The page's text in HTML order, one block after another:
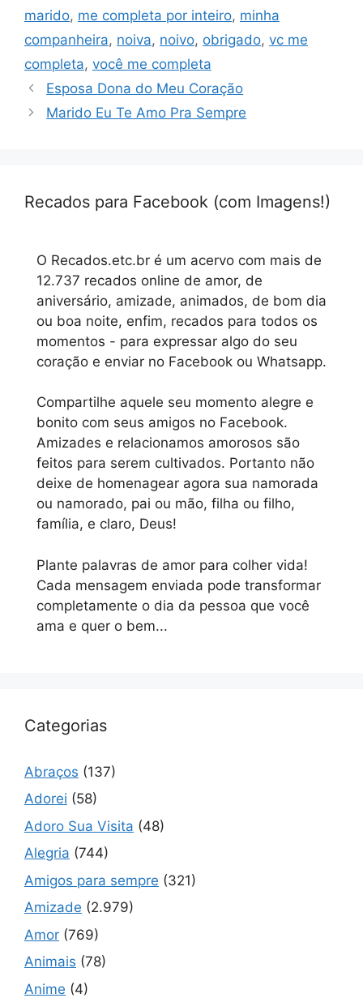
marido, me completa por inteiro, minha
companheira, noiva, noivo, obrigado, vc me
completa, você me completa
Esposa Dona do Meu Coração
Marido Eu Te Amo Pra Sempre
Recados para Facebook (com Imagens!)
O Recados.etc.br é um acervo com mais de
12.737 recados online de amor, de
aniversário, amizade, animados, de bom dia
ou boa noite, enfim, recados para todos os
momentos - para expressar algo do seu
coração e enviar no Facebook ou Whatsapp.
Compartilhe aquele seu momento alegre e
bonito com seus amigos no Facebook.
Amizades e relacionamos amorosos são
feitos para serem cultivados. Portanto não
deixe de homenagear agora sua namorada
ou namorado, pai ou mão, filha ou filho,
família, e claro, Deus!
Plante palavras de amor para colher vida!
Cada mensagem enviada pode transformar
completamente o dia da pessoa que você
ama e quer o bem...
Categorias
Abraços (137)
Adorei (58)
Adoro Sua Visita (48)
Alegria (744)
Amigos para sempre (321)
Amizade (2.979)
Amor (769)
Animais (78)
Anime (4)